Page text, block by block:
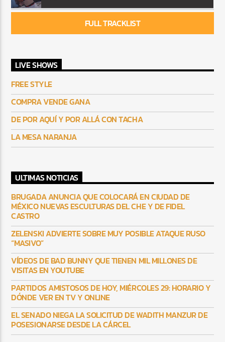
FULL TRACKLIST
LIVE SHOWS
FREE STYLE
COMPRA VENDE GANA
DE POR AQUÍ Y POR ALLÁ CON TACHA
LA MESA NARANJA
ULTIMAS NOTICIAS
BRUGADA ANUNCIA QUE COLOCARÁ EN CIUDAD DE
MÉXICO NUEVAS ESCULTURAS DEL CHE Y DE FIDEL
CASTRO
ZELENSKI ADVIERTE SOBRE MUY POSIBLE ATAQUE RUSO
“MASIVO”
VÍDEOS DE BAD BUNNY QUE TIENEN MIL MILLONES DE
VISITAS EN YOUTUBE
PARTIDOS AMISTOSOS DE HOY, MIÉRCOLES 29: HORARIO Y
DÓNDE VER EN TV Y ONLINE
EL SENADO NIEGA LA SOLICITUD DE WADITH MANZUR DE
POSESIONARSE DESDE LA CÁRCEL